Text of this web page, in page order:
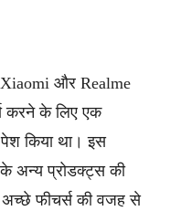
Xiaomi और Realme
करने के लिए एक
किया था। इस
के अन्य प्रोडक्ट्स की
फीचर्स की वजह से